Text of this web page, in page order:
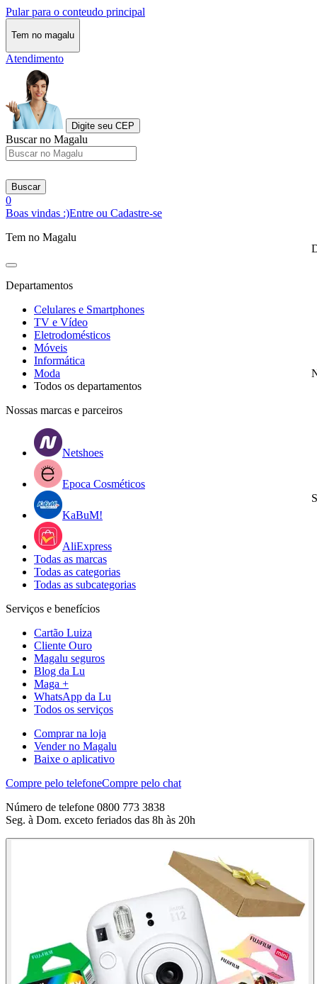
Pular para o conteudo principal
Tem no magalu
Atendimento
Digite seu CEP
Buscar no Magalu
Buscar
0
Boas vindas :)Entre ou Cadastre-se
Tem no Magalu
Departamentos
Celulares e Smartphones
TV e Vídeo
Eletrodomésticos
Móveis
Informática
Moda
Todos os departamentos
Nossas marcas e parceiros
Netshoes
Epoca Cosméticos
KaBuM!
AliExpress
Todas as marcas
Todas as categorias
Todas as subcategorias
Serviços e benefícios
Cartão Luiza
Cliente Ouro
Magalu seguros
Blog da Lu
Maga +
WhatsApp da Lu
Todos os serviços
Comprar na loja
Vender no Magalu
Baixe o aplicativo
Compre pelo telefoneCompre pelo chat
Número de telefone 0800 773 3838
Seg. à Dom. exceto feriados das 8h às 20h